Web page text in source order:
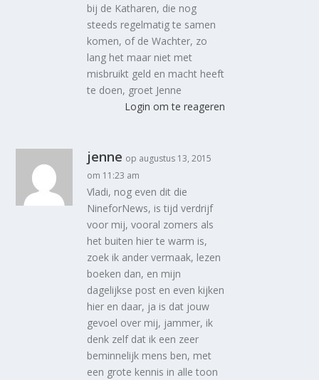
bij de Katharen, die nog
steeds regelmatig te samen
komen, of de Wachter, zo
lang het maar niet met
misbruikt geld en macht heeft
te doen, groet Jenne
Login om te reageren
jenne op augustus 13, 2015
om 11:23 am
Vladi, nog even dit die
NineforNews, is tijd verdrijf
voor mij, vooral zomers als
het buiten hier te warm is,
zoek ik ander vermaak, lezen
boeken dan, en mijn
dagelijkse post en even kijken
hier en daar, ja is dat jouw
gevoel over mij, jammer, ik
denk zelf dat ik een zeer
beminnelijk mens ben, met
een grote kennis in alle toon